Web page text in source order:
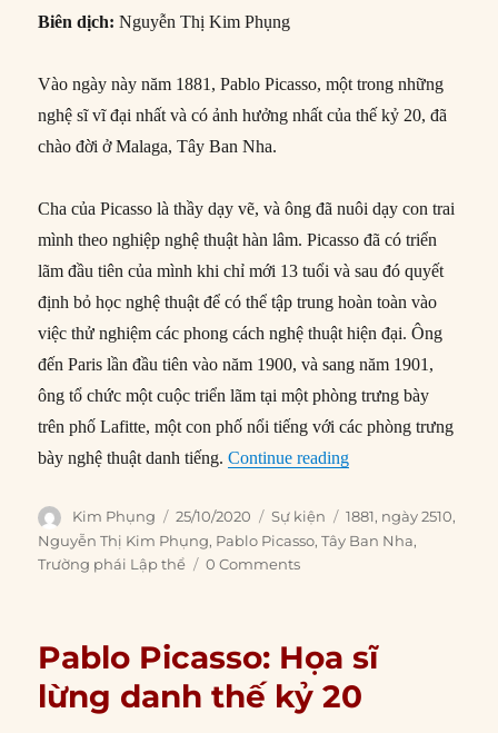
Biên dịch: Nguyễn Thị Kim Phụng
Vào ngày này năm 1881, Pablo Picasso, một trong những
nghệ sĩ vĩ đại nhất và có ảnh hưởng nhất của thế kỷ 20, đã
chào đời ở Malaga, Tây Ban Nha.
Cha của Picasso là thầy dạy vẽ, và ông đã nuôi dạy con trai
mình theo nghiệp nghệ thuật hàn lâm. Picasso đã có triển
lãm đầu tiên của mình khi chỉ mới 13 tuổi và sau đó quyết
định bỏ học nghệ thuật để có thể tập trung hoàn toàn vào
việc thử nghiệm các phong cách nghệ thuật hiện đại. Ông
đến Paris lần đầu tiên vào năm 1900, và sang năm 1901,
ông tổ chức một cuộc triển lãm tại một phòng trưng bày
trên phố Lafitte, một con phố nổi tiếng với các phòng trưng
bày nghệ thuật danh tiếng.Continue reading“25/10/1881: Ngày
Author
Kim Phụng
Posted
on
25/10/2020 Categories
Sự kiện Tags
1881, ngày 2510,
Nguyễn Thị Kim Phụng, Pablo Picasso,Tây Ban Nha,
Trường phái Lập thể
0 Comments
Pablo Picasso: Họa sĩ
lừng danh thế kỷ 20